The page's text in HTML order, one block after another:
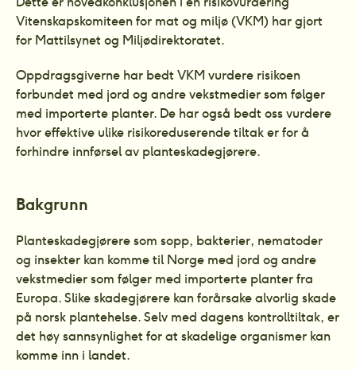
Vitenskapskomiteen for mat og miljø (VKM) har gjort
for Mattilsynet og Miljødirektoratet.
Oppdragsgiverne har bedt VKM vurdere risikoen
forbundet med jord og andre vekstmedier som følger
med importerte planter. De har også bedt oss vurdere
hvor effektive ulike risikoreduserende tiltak er for å
forhindre innførsel av planteskadegjørere.
Bakgrunn
Planteskadegjørere som sopp, bakterier, nematoder
og insekter kan komme til Norge med jord og andre
vekstmedier som følger med importerte planter fra
Europa. Slike skadegjørere kan forårsake alvorlig skade
på norsk plantehelse. Selv med dagens kontrolltiltak, er
det høy sannsynlighet for at skadelige organismer kan
komme inn i landet.